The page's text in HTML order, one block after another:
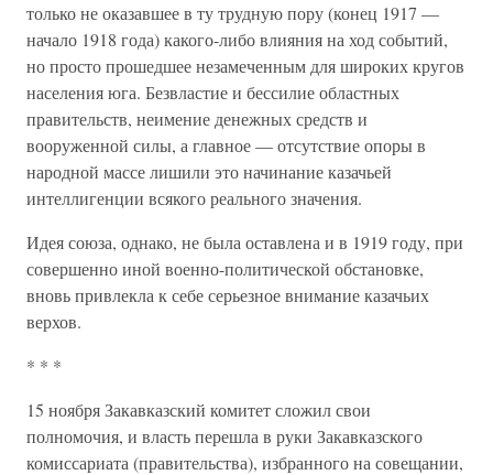
только не оказавшее в ту трудную пору (конец 1917 —
начало 1918 года) какого-либо влияния на ход событий,
но просто прошедшее незамеченным для широких кругов
населения юга. Безвластие и бессилие областных
правительств, неимение денежных средств и
вооруженной силы, а главное — отсутствие опоры в
народной массе лишили это начинание казачьей
интеллигенции всякого реального значения.
Идея союза, однако, не была оставлена и в 1919 году, при
совершенно иной военно-политической обстановке,
вновь привлекла к себе серьезное внимание казачьих
верхов.
* * *
15 ноября Закавказский комитет сложил свои
полномочия, и власть перешла в руки Закавказского
комиссариата (правительства), избранного на совещании,